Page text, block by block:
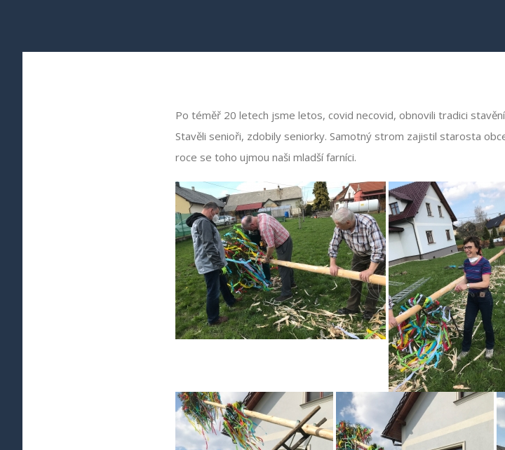
Po téměř 20 letech jsme letos, covid necovid, obnovili tradici
Stavěli senioři, zdobily seniorky. Samotný strom zajistil starosta
roce se toho ujmou naši mladší farníci.